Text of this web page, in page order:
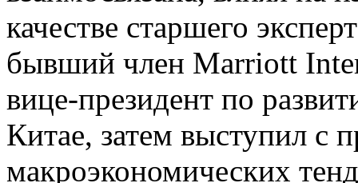
качестве старшего
бывший член Marriott
вице-президент по
Китае, затем выступил с
макроэкономических